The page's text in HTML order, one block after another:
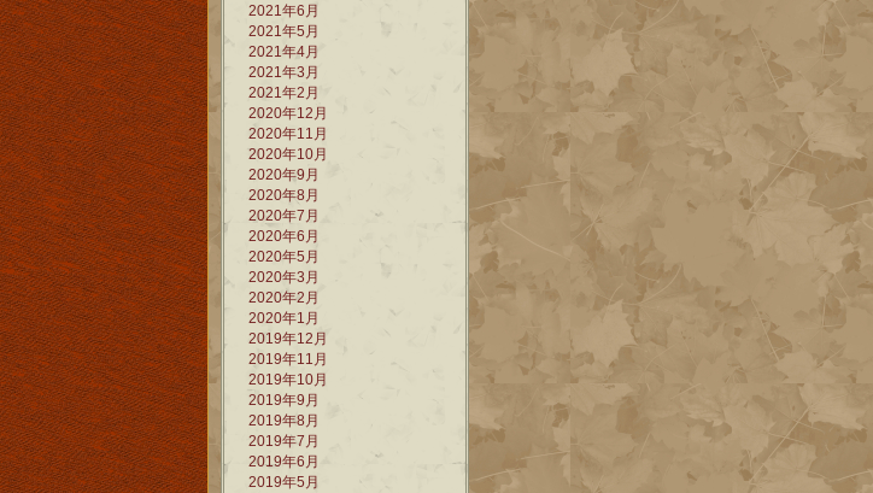
2021年6月
2021年5月
2021年4月
2021年3月
2021年2月
2020年12月
2020年11月
2020年10月
2020年9月
2020年8月
2020年7月
2020年6月
2020年5月
2020年3月
2020年2月
2020年1月
2019年12月
2019年11月
2019年10月
2019年9月
2019年8月
2019年7月
2019年6月
2019年5月